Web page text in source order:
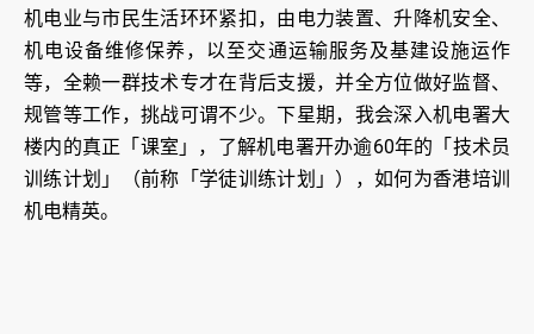
机电业与市民生活环环紧扣，由电力装置、升降机安全、
机电设备维修保养，以至交通运输服务及基建设施运作
等，全赖一群技术专才在背后支援，并全方位做好监督、
规管等工作，挑战可谓不少。下星期，我会深入机电署大
楼内的真正「课室」，了解机电署开办逾60年的「技术员
训练计划」（前称「学徒训练计划」），如何为香港培训
机电精英。